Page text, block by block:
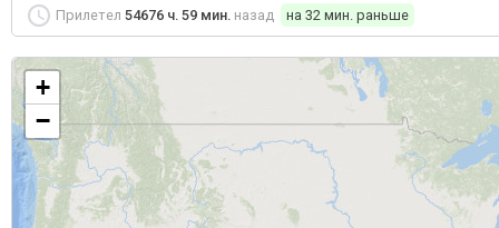
Прилетел 54676 ч. 59 мин. назад на 32 мин. раньше
+
−